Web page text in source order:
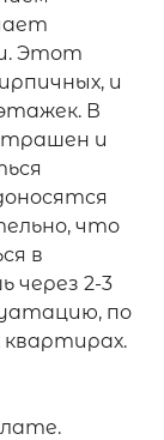
Этот
и
В
и
что
в
через 2-3
по
квартирах.